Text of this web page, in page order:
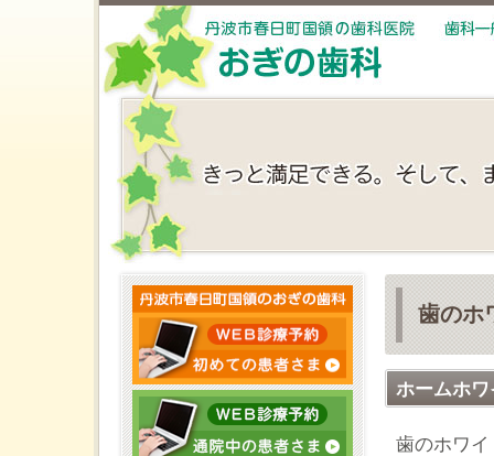
歯のホ
ホームホ
歯のホワ